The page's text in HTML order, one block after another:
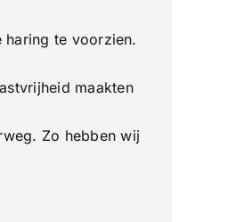
haring te voorzien.
maakten
Zo hebben wij